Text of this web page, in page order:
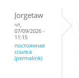
Jorgetaw
чт,
07/09/2026 -
11:15
постоянная
ссылка
(permalink)